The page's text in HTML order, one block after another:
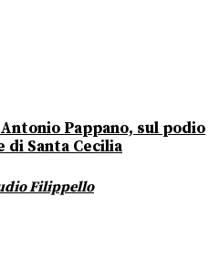
Pappano, sul podio
di Santa Cecilia
Filippello